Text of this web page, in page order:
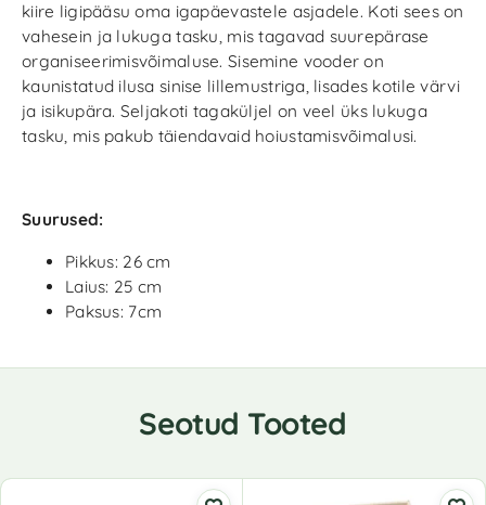
kiire ligipääsu oma igapäevastele asjadele. Koti sees on
vahesein ja lukuga tasku, mis tagavad suurepärase
organiseerimisvõimaluse. Sisemine vooder on
kaunistatud ilusa sinise lillemustriga, lisades kotile värvi
ja isikupära. Seljakoti tagaküljel on veel üks lukuga
tasku, mis pakub täiendavaid hoiustamisvõimalusi.
Suurused:
Pikkus: 26 cm
Laius: 25 cm
Paksus: 7cm
Seotud Tooted